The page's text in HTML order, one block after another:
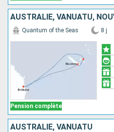
Pension complète
Quantum of the Seas 8 j
AUSTRALIE, VANUATU